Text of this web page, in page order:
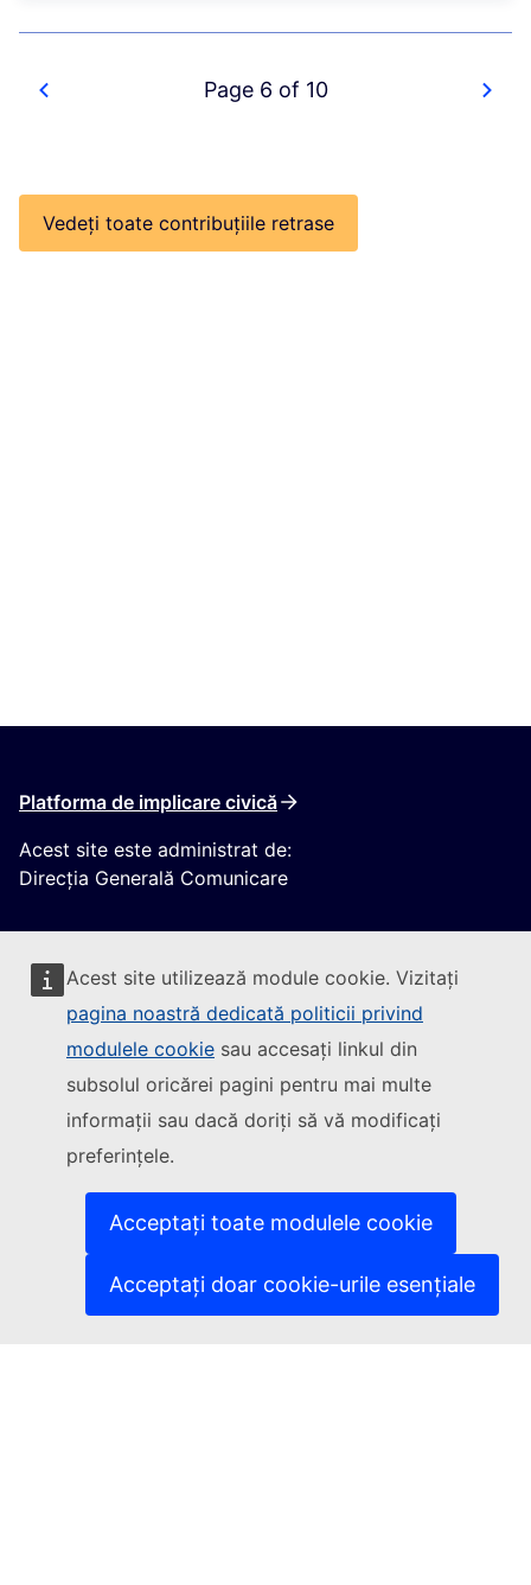
Acest site utilizează module cookie. Vizitați
pagina noastră dedicată politicii privind
modulele cookie sau accesați linkul din
subsolul oricărei pagini pentru mai multe
informații sau dacă doriți să vă modificați
preferințele.
Acceptați toate modulele cookie
Acceptați doar cookie-urile esențiale
Page 6 of 10
Vedeți toate contribuțiile retrase
Platforma de implicare civică
Acest site este administrat de:
Direcția Generală Comunicare
Urmăriți Comisia Europeană
Contactați-ne(Link extern)
Semnalați o vulnerabilitate informatică
Versiunile lingvistice ale site-urilor noastre(Link extern)
Cookie-uri(Link extern)
Politica de confidențialitate
Aviz juridic(Link extern)